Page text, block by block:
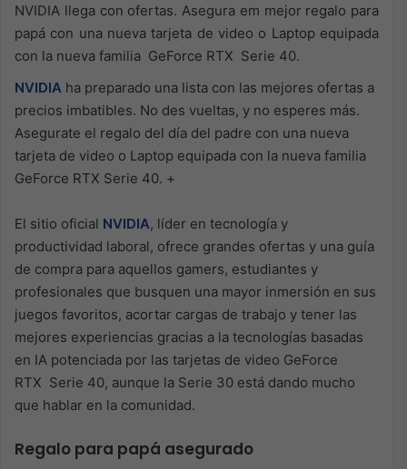
NVIDIA llega con ofertas. Asegura em mejor regalo para
papá con una nueva tarjeta de video o Laptop equipada
con la nueva familia GeForce RTX Serie 40.
NVIDIA ha preparado una lista con las mejores ofertas a
precios imbatibles. No des vueltas, y no esperes más.
Asegurate el regalo del día del padre con una nueva
tarjeta de video o Laptop equipada con la nueva familia
GeForce RTX Serie 40. +
El sitio oficial NVIDIA, líder en tecnología y
productividad laboral, ofrece grandes ofertas y una guía
de compra para aquellos gamers, estudiantes y
profesionales que busquen una mayor inmersión en sus
juegos favoritos, acortar cargas de trabajo y tener las
mejores experiencias gracias a la tecnologías basadas
en IA potenciada por las tarjetas de video GeForce
RTX Serie 40, aunque la Serie 30 está dando mucho
que hablar en la comunidad.
Regalo para papá asegurado